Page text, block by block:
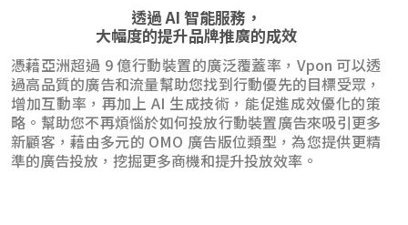
透過 AI 智能服務，
大幅度的提升品牌推廣的成效
憑藉亞洲超過 9 億行動裝置的廣泛覆蓋率，Vpon 可以透
過高品質的廣告和流量幫助您找到行動優先的目標受眾，
增加互動率，再加上 AI 生成技術，能促進成效優化的策
略。幫助您不再煩惱於如何投放行動裝置廣告來吸引更多
新顧客，藉由多元的 OMO 廣告版位類型，為您提供更精
準的廣告投放，挖掘更多商機和提升投放效率。